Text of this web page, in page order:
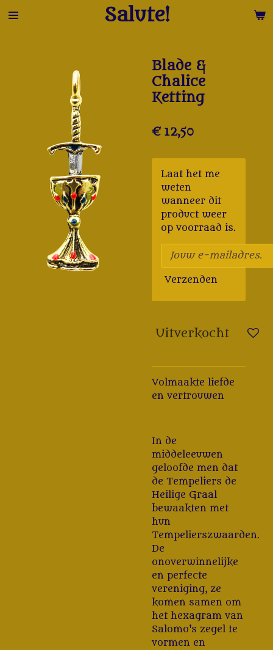
Ga
Salute!
Blade &
Chalice
Ketting
€ 12,50
Laat het me
weten
wanneer dit
product weer
op voorraad is.
Verzenden
Uitverkocht
Volmaakte liefde
en vertrouwen
In de
middeleeuwen
geloofde men dat
de Tempeliers de
Heilige Graal
bewaakten met
hun
Tempelierszwaarden.
De
onoverwinnelijke
en perfecte
vereniging, ze
komen samen om
het hexagram van
Salomo's zegel te
vormen en